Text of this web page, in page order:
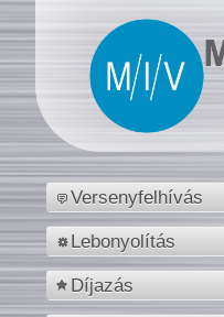
Versenyfelhívás
Lebonyolítás
Díjazás